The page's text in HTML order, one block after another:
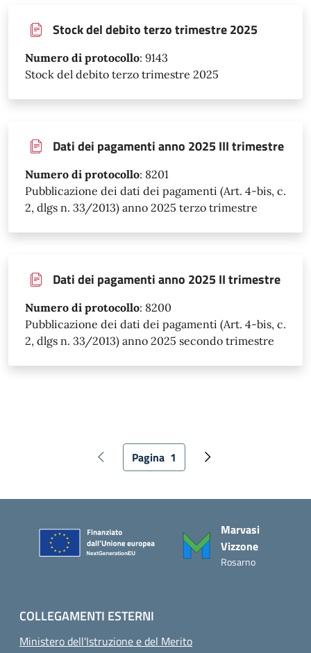
Stock del debito terzo trimestre 2025
Numero di protocollo: 9143
Stock del debito terzo trimestre 2025
Dati dei pagamenti anno 2025 III trimestre
Numero di protocollo: 8201
Pubblicazione dei dati dei pagamenti (Art. 4-bis, c.
2, dlgs n. 33/2013) anno 2025 terzo trimestre
Dati dei pagamenti anno 2025 II trimestre
Numero di protocollo: 8200
Pubblicazione dei dati dei pagamenti (Art. 4-bis, c.
2, dlgs n. 33/2013) anno 2025 secondo trimestre
Paginazione
Pagina precedente
Pagina attuale
Pagina 1 Pagina successiva
Marvasi
Vizzone
Rosarno
COLLEGAMENTI ESTERNI
Ministero dell'Istruzione e del Merito